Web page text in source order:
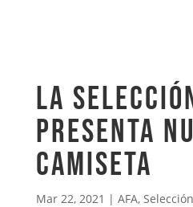
La
presenta
camiseta
Mar 22, 2021 | AFA,